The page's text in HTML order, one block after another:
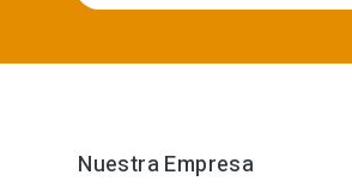
Nuestra Empresa